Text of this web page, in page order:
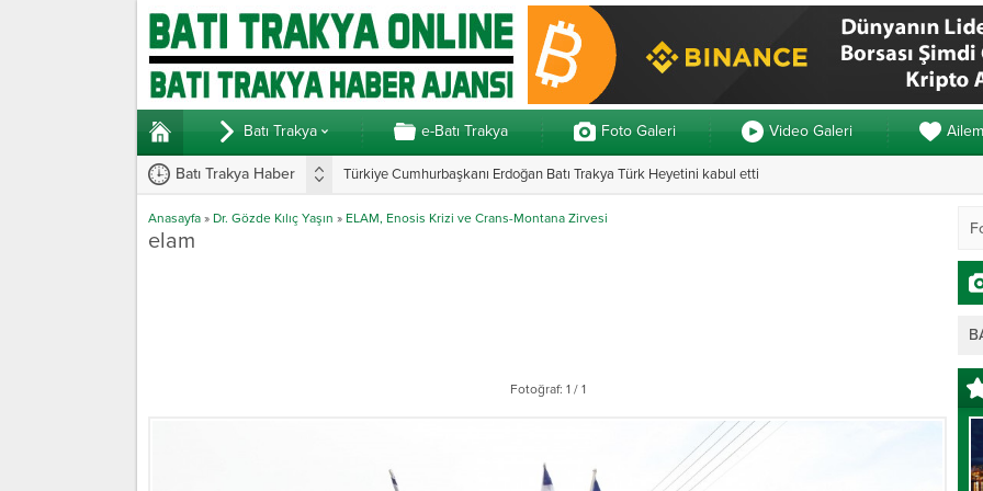
Batı Trakya e-Batı Trakya Foto Galeri Video Galeri Ailem
Batı Trakya Haber Türkiye Cumhurbaşkanı Erdoğan Batı Trakya Türk Heyetini kabul etti
Anasayfa » Dr. Gözde Kılıç Yaşın » ELAM, Enosis Krizi ve Crans-Montana Zirvesi
elam
Fotoğraf: 1 / 1